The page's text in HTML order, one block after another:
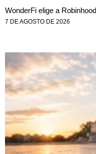
WonderFi elige a
7 DE AGOSTO DE 2026